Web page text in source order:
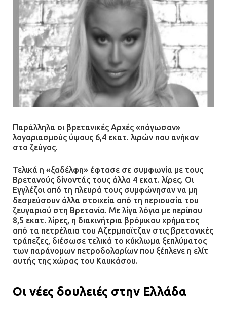
Παράλληλα οι βρετανικές Aρχές «πάγωσαν»
λογαριασμούς ύψους 6,4 εκατ. λιρών που ανήκαν
στο ζεύγος.
Τελικά η «ξαδέλφη» έφτασε σε συμφωνία με τους
Βρετανούς δίνοντάς τους άλλα 4 εκατ. λίρες. Οι
Εγγλέζοι από τη πλευρά τους συμφώνησαν να μη
δεσμεύσουν άλλα στοιχεία από τη περιουσία του
ζευγαριού στη Βρετανία. Με λίγα λόγια με περίπου
8,5 εκατ. λίρες, η διακινήτρια βρόμικου χρήματος
από τα πετρέλαια του Αζερμπαϊτζαν στις βρετανικές
τράπεζες, διέσωσε τελικά το κύκλωμα ξεπλύματος
των παράνομων πετροδολαρίων που ξέπλενε η ελίτ
αυτής της χώρας του Καυκάσου.
Οι νέες δουλειές στην Ελλάδα